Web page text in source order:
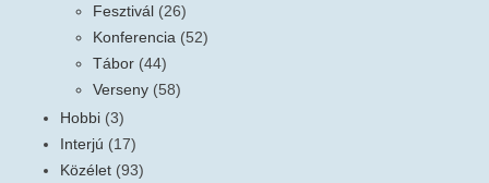
Fesztivál (26)
Konferencia (52)
Tábor (44)
Verseny (58)
Hobbi (3)
Interjú (17)
Közélet (93)